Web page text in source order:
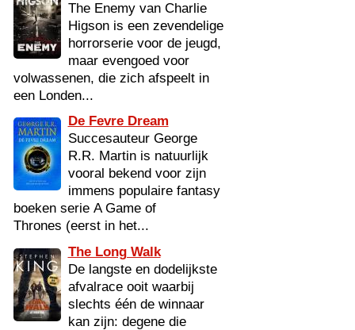
The Enemy van Charlie
Higson is een zevendelige
horrorserie voor de jeugd,
maar evengoed voor
volwassenen, die zich afspeelt in
een Londen...
De Fevre Dream
Succesauteur George
R.R. Martin is natuurlijk
vooral bekend voor zijn
immens populaire fantasy
boeken serie A Game of
Thrones (eerst in het...
The Long Walk
De langste en dodelijkste
afvalrace ooit waarbij
slechts één de winnaar
kan zijn: degene die